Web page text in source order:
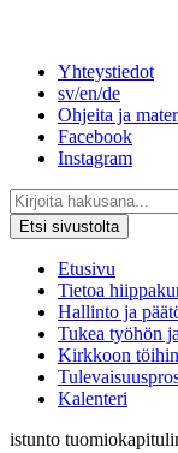
Yhteystiedot
sv/en/de
Ohjeita ja
Facebook
Instagram
Etsi sivustolta
Etusivu
Tietoa
Hallinto ja
Tukea työhön
Kirkkoon töihin
Kalenteri
istunto